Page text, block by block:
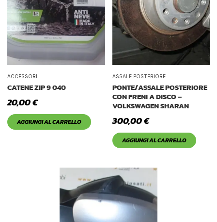
ACCESSORI
CATENE ZIP 9 040
20,00€
AGGIUNGI AL CARRELLO
ASSALE POSTERIORE
PONTE/ASSALE POSTERIORE
CON FRENI A DISCO –
VOLKSWAGEN SHARAN
300,00€
AGGIUNGI AL CARRELLO